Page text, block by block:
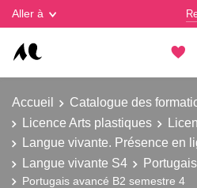
Aller à
Accueil Catalogue des
Licence Arts plastiques
Langue vivante. Présence en
Langue vivante S4
Portugais avancé B2 semestre 4
Gestion des cookies